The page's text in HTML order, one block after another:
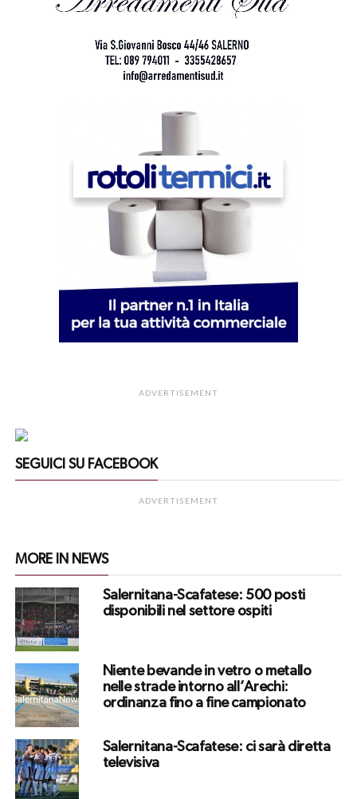
ADVERTISEMENT
SEGUICI SU FACEBOOK
ADVERTISEMENT
MORE IN NEWS
Salernitana-Scafatese: 500 posti
disponibili nel settore ospiti
Niente bevande in vetro o metallo
nelle strade intorno all’Arechi:
ordinanza fino a fine campionato
Salernitana-Scafatese: ci sarà diretta
televisiva